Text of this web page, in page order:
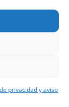
privacidad y aviso